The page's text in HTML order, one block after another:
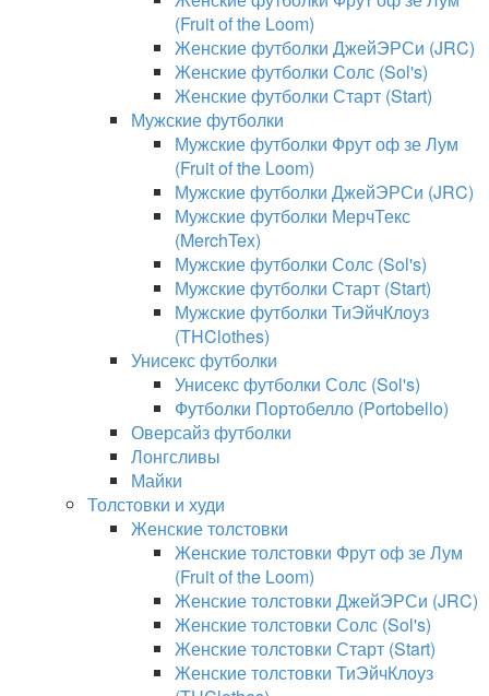
(Fruit of the Loom)
Женские футболки ДжейЭРСи (JRC)
Женские футболки Солс (Sol's)
Женские футболки Старт (Start)
Мужские футболки
Мужские футболки Фрут оф зе Лум
(Fruit of the Loom)
Мужские футболки ДжейЭРСи (JRC)
Мужские футболки МерчТекс
(MerchTex)
Мужские футболки Солс (Sol's)
Мужские футболки Старт (Start)
Мужские футболки ТиЭйчКлоуз
(THClothes)
Унисекс футболки
Унисекс футболки Солс (Sol's)
Футболки Портобелло (Portobello)
Оверсайз футболки
Лонгсливы
Майки
Толстовки и худи
Женские толстовки
Женские толстовки Фрут оф зе Лум
(Fruit of the Loom)
Женские толстовки ДжейЭРСи (JRC)
Женские толстовки Солс (Sol's)
Женские толстовки Старт (Start)
Женские толстовки ТиЭйчКлоуз